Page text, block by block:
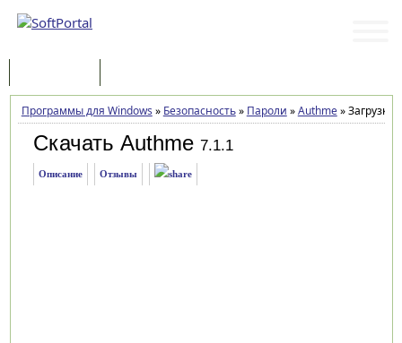
Программы для Windows » Безопасность» Пароли »Authme»Загрузка
Скачать Authme 7.1.1
Описание Отзывы